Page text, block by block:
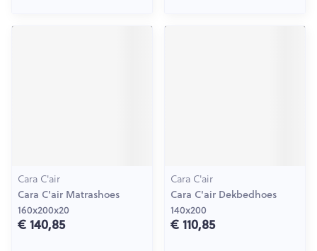
Cara C'air
Cara C'air Matrashoes
160x200x20
€ 140,85
Cara C'air
Cara C'air Dekbedhoes
140x200
€ 110,85